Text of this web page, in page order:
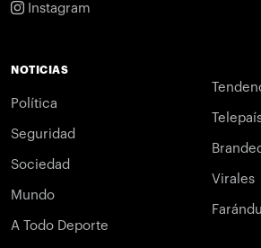
Instagram
NOTICIAS
Política
Seguridad
Sociedad
Mundo
A Todo Deporte
Virales